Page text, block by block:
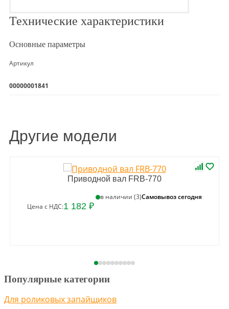
Технические характеристики
Основные параметры
Артикул
00000001841
Другие модели
Приводной вал FRB-770
в наличии (3)Самовывоз сегодня
Цена с НДС:1 182 ₽
Популярные категории
Для роликовых запайщиков